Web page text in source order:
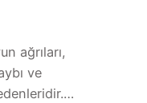
ağrıları,
ve